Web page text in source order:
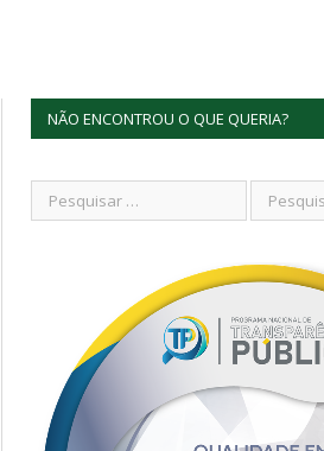
NÃO ENCONTROU O QUE QUERIA?